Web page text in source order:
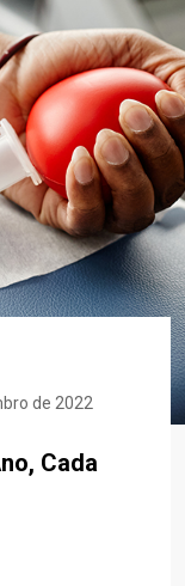
de 2022
Cada